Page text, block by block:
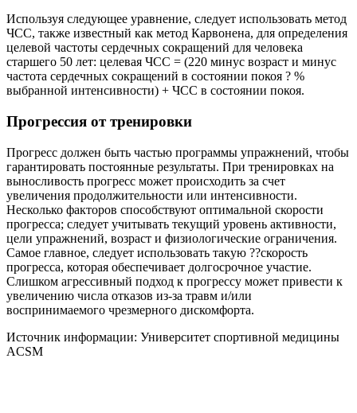
Используя следующее уравнение, следует использовать метод
ЧСС, также известный как метод Карвонена, для определения
целевой частоты сердечных сокращений для человека
старшего 50 лет: целевая ЧСС = (220 минус возраст и минус
частота сердечных сокращений в состоянии покоя ? %
выбранной интенсивности) + ЧСС в состоянии покоя.
Прогрессия от тренировки
Прогресс должен быть частью программы упражнений, чтобы
гарантировать постоянные результаты. При тренировках на
выносливость прогресс может происходить за счет
увеличения продолжительности или интенсивности.
Несколько факторов способствуют оптимальной скорости
прогресса; следует учитывать текущий уровень активности,
цели упражнений, возраст и физиологические ограничения.
Самое главное, следует использовать такую ??скорость
прогресса, которая обеспечивает долгосрочное участие.
Слишком агрессивный подход к прогрессу может привести к
увеличению числа отказов из-за травм и/или
воспринимаемого чрезмерного дискомфорта.
Источник информации: Университет спортивной медицины
ACSM